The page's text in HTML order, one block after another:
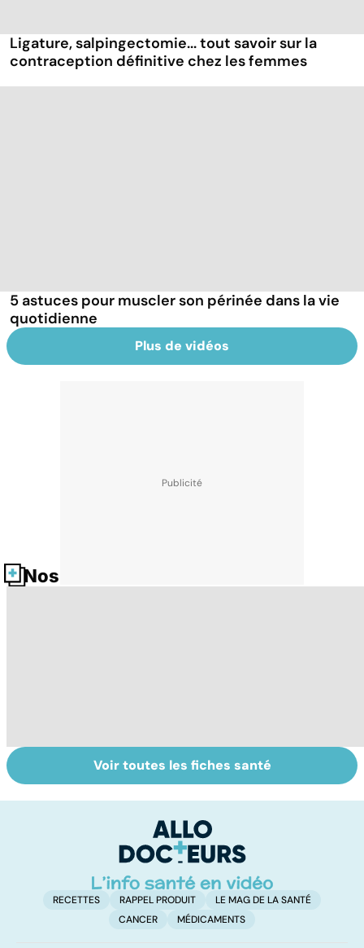
Ligature, salpingectomie... tout savoir sur la
contraception définitive chez les femmes
5 astuces pour muscler son périnée dans la vie
quotidienne
Plus de vidéos
Nos fiches santé
Femmes :
comment
Bien vivre la
ménopause
Voir toutes les fiches santé
RECETTES RAPPEL PRODUIT
LE MAG DE LA SANTÉ
CANCER
MÉDICAMENTS